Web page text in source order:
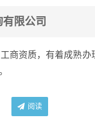
限公司
商资质，有着成熟
阅读